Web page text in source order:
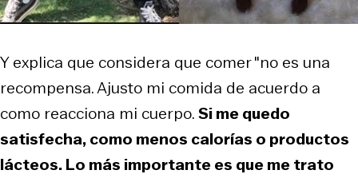
Y explica que considera que comer "no es una
recompensa. Ajusto mi comida de acuerdo a
como reacciona mi cuerpo.Si me quedo
satisfecha, como menos calorías o productos
lácteos. Lo más importante es que me trato